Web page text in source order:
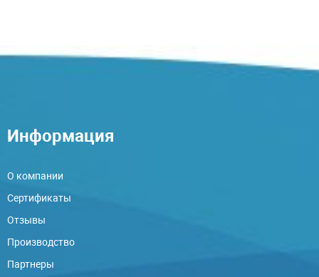
Информация
О компании
Сертификаты
Отзывы
Производство
Партнеры